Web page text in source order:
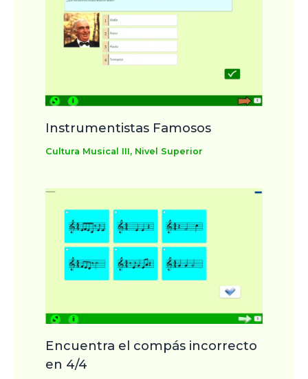
Instrumentistas Famosos
Cultura Musical III, Nivel Superior
Encuentra el compás incorrecto
en 4/4